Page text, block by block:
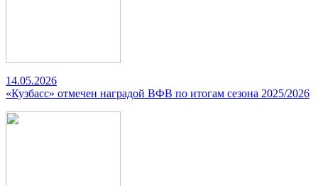
14.05.2026
«Кузбасс» отмечен наградой ВФВ по итогам сезона 2025/2026